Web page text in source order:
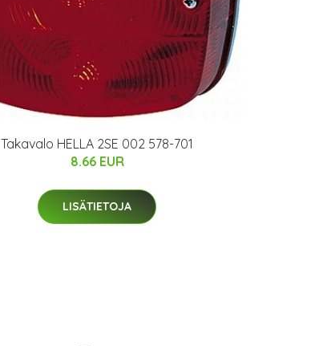
Takavalo HELLA 2SE 002 578-701
8.66 EUR
LISÄTIETOJA